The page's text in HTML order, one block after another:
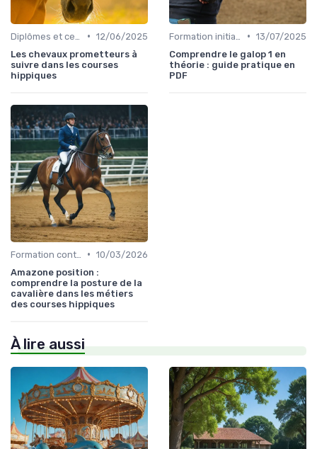
• 12/06/2025
Les chevaux prometteurs à
suivre dans les courses
hippiques
• 13/07/2025
Comprendre le galop 1 en
théorie : guide pratique en
PDF
• 10/03/2026
Amazone position :
comprendre la posture de la
cavalière dans les métiers
des courses hippiques
À lire aussi